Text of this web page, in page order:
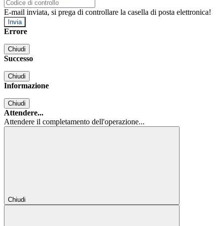
E-mail inviata, si prega di controllare la casella di posta elettronica!
Errore
Chiudi
Successo
Chiudi
Informazione
Chiudi
Attendere...
Attendere il completamento dell'operazione...
Chiudi